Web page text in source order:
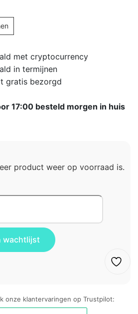
met cryptocurrency
in termijnen
gratis bezorgd
17:00 besteld morgen in huis
product weer op voorraad is.
onze klantervaringen op Trustpilot: